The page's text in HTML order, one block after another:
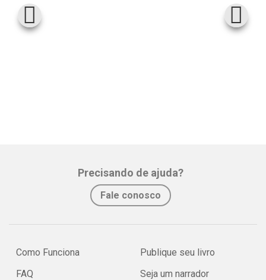
Precisando de ajuda?
Fale conosco
Como Funciona
FAQ
Publique seu livro
Seja um narrador